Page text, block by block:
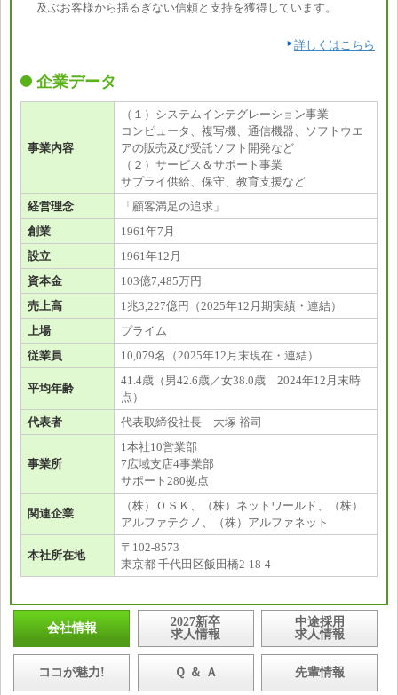
及ぶお客様から揺るぎない信頼と支持を獲得しています。
詳しくはこちら
企業データ
事業内容
（１）システムインテグレーション事業
コンピュータ、複写機、通信機器、ソフトウエ
アの販売及び受託ソフト開発など
（２）サービス＆サポート事業
サプライ供給、保守、教育支援など
経営理念
「顧客満足の追求」
創業
1961年7月
設立
1961年12月
資本金
103億7,485万円
売上高
1兆3,227億円（2025年12月期実績・連結）
上場
プライム
従業員
10,079名（2025年12月末現在・連結）
平均年齢
41.4歳（男42.6歳／女38.0歳 2024年12月末時
点）
代表者
代表取締役社長 大塚 裕司
事業所
1本社10営業部
7広域支店4事業部
サポート280拠点
関連企業
（株）ＯＳＫ、（株）ネットワールド、（株）
アルファテクノ、（株）アルファネット
本社所在地
〒102-8573
東京都 千代田区飯田橋2-18-4
会社情報
2027新卒
求人情報
中途採用
求人情報
ココが魅力! Ｑ ＆ Ａ 先輩情報